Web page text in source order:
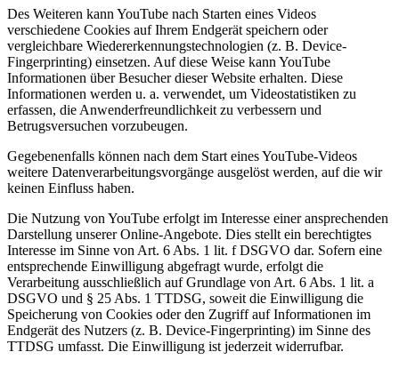
Des Weiteren kann YouTube nach Starten eines Videos
verschiedene Cookies auf Ihrem Endgerät speichern oder
vergleichbare Wiedererkennungstechnologien (z. B. Device-
Fingerprinting) einsetzen. Auf diese Weise kann YouTube
Informationen über Besucher dieser Website erhalten. Diese
Informationen werden u. a. verwendet, um Videostatistiken zu
erfassen, die Anwenderfreundlichkeit zu verbessern und
Betrugsversuchen vorzubeugen.
Gegebenenfalls können nach dem Start eines YouTube-Videos
weitere Datenverarbeitungsvorgänge ausgelöst werden, auf die wir
keinen Einfluss haben.
Die Nutzung von YouTube erfolgt im Interesse einer ansprechenden
Darstellung unserer Online-Angebote. Dies stellt ein berechtigtes
Interesse im Sinne von Art. 6 Abs. 1 lit. f DSGVO dar. Sofern eine
entsprechende Einwilligung abgefragt wurde, erfolgt die
Verarbeitung ausschließlich auf Grundlage von Art. 6 Abs. 1 lit. a
DSGVO und § 25 Abs. 1 TTDSG, soweit die Einwilligung die
Speicherung von Cookies oder den Zugriff auf Informationen im
Endgerät des Nutzers (z. B. Device-Fingerprinting) im Sinne des
TTDSG umfasst. Die Einwilligung ist jederzeit widerrufbar.